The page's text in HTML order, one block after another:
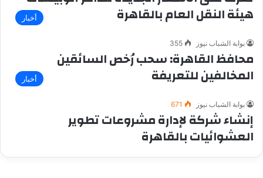
هيئة النقل العام بالقاهرة أخبار
بوابة الشباب نيوز 355
محافظ القاهرة: سحب رُخص السائقين
المخالفين للتعريفة أخبار
بوابة الشباب نيوز 671
إنشاء شركة لإدارة مشروعات تطوير
العشوائيات بالقاهرة